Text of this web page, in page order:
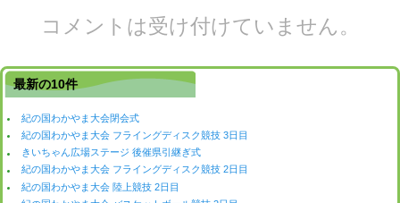
コメントは受け付けていません。
最新の10件
紀の国わかやま大会閉会式
紀の国わかやま大会 フライングディスク競技 3日目
きいちゃん広場ステージ 後催県引継ぎ式
紀の国わかやま大会 フライングディスク競技 2日目
紀の国わかやま大会 陸上競技 2日目